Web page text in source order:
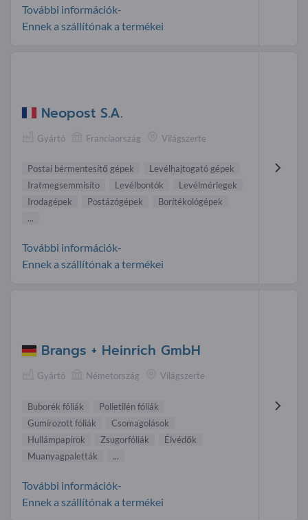
További információk-
Ennek a szállítónak a termékei
Neopost S.A.
Gyártó Franciaország Világszerte
Postai bérmentesítő gépek
Levélhajtogató gépek
Iratmegsemmisíto
Levélbontók
Levélmérlegek
Irodagépek
Postázógépek
Borítékológépek
...
További információk-
Ennek a szállítónak a termékei
Brangs + Heinrich GmbH
Gyártó Németország Világszerte
Buborék fóliák
Polietilén fóliák
Gumírozott fóliák
Csomagolások
Hullámpapírok
Zsugorfóliák
Élvédők
Muanyagpaletták
...
További információk-
Ennek a szállítónak a termékei